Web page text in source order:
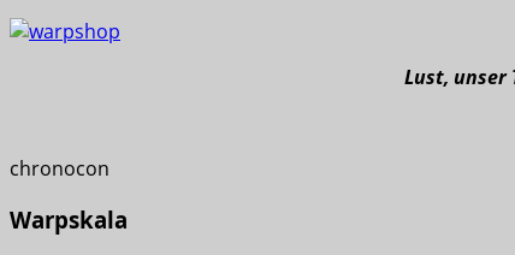
Lust, unser
chronocon
Warpskala